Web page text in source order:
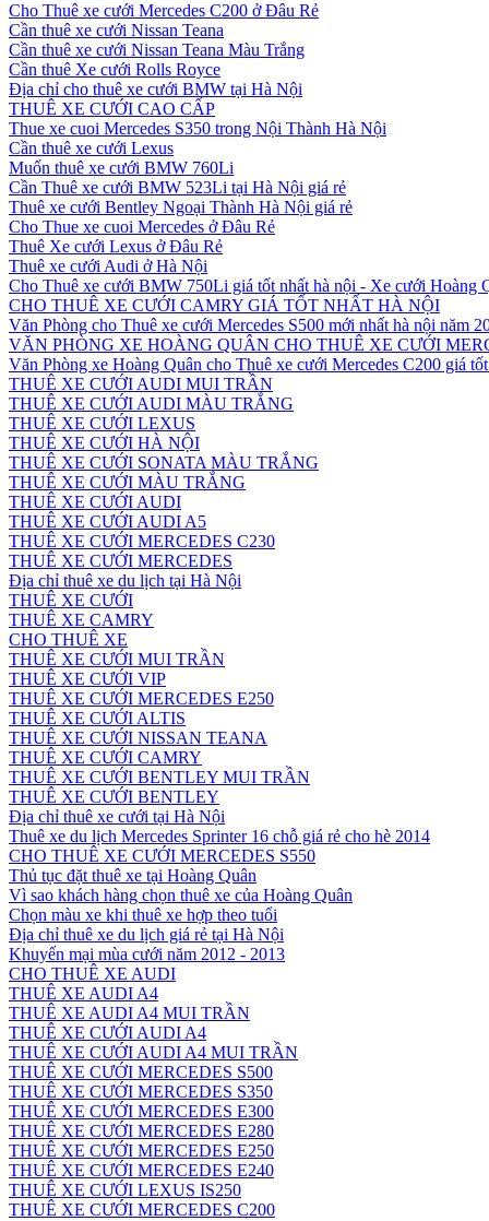
Cho Thuê xe cưới Mercedes C200 ở Đâu Rẻ
Cần thuê xe cưới Nissan Teana
Cần thuê xe cưới Nissan Teana Màu Trắng
Cần thuê Xe cưới Rolls Royce
Địa chỉ cho thuê xe cưới BMW tại Hà Nội
THUÊ XE CƯỚI CAO CẤP
Thue xe cuoi Mercedes S350 trong Nội Thành Hà Nội
Cần thuê xe cưới Lexus
Muốn thuê xe cưới BMW 760Li
Cần Thuê xe cưới BMW 523Li tại Hà Nội giá rẻ
Thuê xe cưới Bentley Ngoại Thành Hà Nội giá rẻ
Cho Thue xe cuoi Mercedes ở Đâu Rẻ
Thuê Xe cưới Lexus ở Đâu Rẻ
Thuê xe cưới Audi ở Hà Nội
Cho Thuê xe cưới BMW 750Li giá tốt nhất hà nội - Xe cưới Hoàng
CHO THUÊ XE CƯỚI CAMRY GIÁ TỐT NHẤT HÀ NỘI
Văn Phòng cho Thuê xe cưới Mercedes S500 mới nhất hà nội năm
VĂN PHÒNG XE HOÀNG QUÂN CHO THUÊ XE CƯỚI
Văn Phòng xe Hoàng Quân cho Thuê xe cưới Mercedes C200 giá
THUÊ XE CƯỚI AUDI MUI TRẦN
THUÊ XE CƯỚI AUDI MÀU TRẮNG
THUÊ XE CƯỚI LEXUS
THUÊ XE CƯỚI HÀ NỘI
THUÊ XE CƯỚI SONATA MÀU TRẮNG
THUÊ XE CƯỚI MÀU TRẮNG
THUÊ XE CƯỚI AUDI
THUÊ XE CƯỚI AUDI A5
THUÊ XE CƯỚI MERCEDES C230
THUÊ XE CƯỚI MERCEDES
Địa chỉ thuê xe du lịch tại Hà Nội
THUÊ XE CƯỚI
THUÊ XE CAMRY
CHO THUÊ XE
THUÊ XE CƯỚI MUI TRẦN
THUÊ XE CƯỚI VIP
THUÊ XE CƯỚI MERCEDES E250
THUÊ XE CƯỚI ALTIS
THUÊ XE CƯỚI NISSAN TEANA
THUÊ XE CƯỚI CAMRY
THUÊ XE CƯỚI BENTLEY MUI TRẦN
THUÊ XE CƯỚI BENTLEY
Địa chỉ thuê xe cưới tại Hà Nội
Thuê xe du lịch Mercedes Sprinter 16 chỗ giá rẻ cho hè 2014
CHO THUÊ XE CƯỚI MERCEDES S550
Thủ tục đặt thuê xe tại Hoàng Quân
Vì sao khách hàng chọn thuê xe của Hoàng Quân
Chọn màu xe khi thuê xe hợp theo tuổi
Địa chỉ thuê xe du lịch giá rẻ tại Hà Nội
Khuyến mại mùa cưới năm 2012 - 2013
CHO THUÊ XE AUDI
THUÊ XE AUDI A4
THUÊ XE AUDI A4 MUI TRẦN
THUÊ XE CƯỚI AUDI A4
THUÊ XE CƯỚI AUDI A4 MUI TRẦN
THUÊ XE CƯỚI MERCEDES S500
THUÊ XE CƯỚI MERCEDES S350
THUÊ XE CƯỚI MERCEDES E300
THUÊ XE CƯỚI MERCEDES E280
THUÊ XE CƯỚI MERCEDES E250
THUÊ XE CƯỚI MERCEDES E240
THUÊ XE CƯỚI LEXUS IS250
THUÊ XE CƯỚI MERCEDES C200